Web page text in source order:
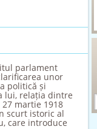
parlament
unor
politică și
lui, relația dintre
martie 1918
scurt istoric al
care introduce